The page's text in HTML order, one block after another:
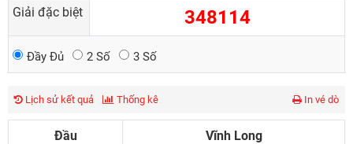
Giải đặc biệt 348114
Đầy Đủ 2 Số 3 Số
Lịch sử kết quả Thống kê In vé dò
Đầu Vĩnh Long